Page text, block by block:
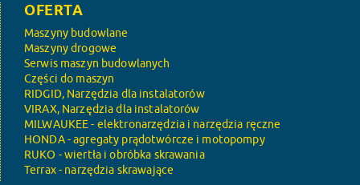
OFERTA
Maszyny budowlane
Maszyny drogowe
Serwis maszyn budowlanych
Części do maszyn
RIDGID, Narzędzia dla instalatorów
VIRAX, Narzędzia dla instalatorów
MILWAUKEE - elektronarzędzia i narzędzia ręczne
HONDA - agregaty prądotwórcze i motopompy
RUKO - wiertła i obróbka skrawania
Terrax - narzędzia skrawające